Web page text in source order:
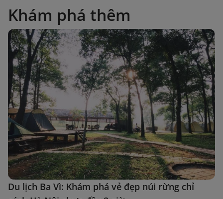
Khám phá thêm
Du lịch Ba Vì: Khám phá vẻ đẹp núi rừng chỉ